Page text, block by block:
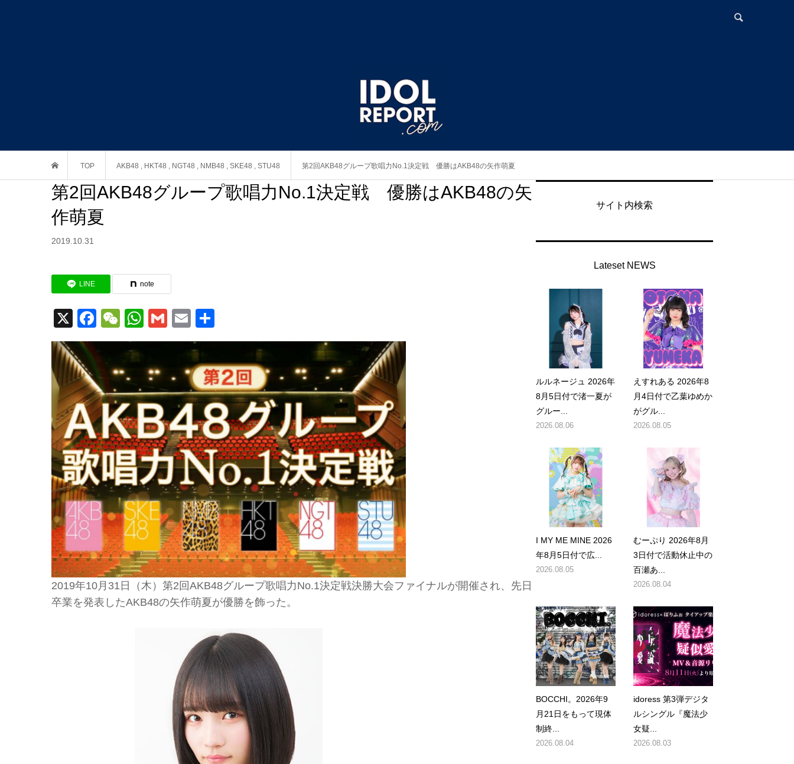
TOP AKB48 , HKT48 , NGT48 , NMB48 , SKE48 , STU48 第2回AKB48グループ歌唱力No.1決定戦 優勝はAKB48の矢作萌夏
第2回AKB48グループ歌唱力No.1決定戦 優勝はAKB48の矢
作萌夏
2019.10.31
LINE note
X Facebook
WeChat
WhatsApp
GmailEmail
有
2019年10月31日（木）第2回AKB48グループ歌唱力No.1決定戦決勝大会ファイナルが開催され、先日
卒業を発表したAKB48の矢作萌夏が優勝を飾った。
サイト内検索
Lateset NEWS
ルルネージュ 2026年
8月5日付で渚一夏が
グルー...
2026.08.06
えすれある 2026年8
月4日付で乙葉ゆめか
がグル...
2026.08.05
I MY ME MINE 2026
年8月5日付で広...
2026.08.05
むーぷり 2026年8月
3日付で活動休止中の
百瀬あ...
2026.08.04
BOCCHI。2026年9
月21日をもって現体
制終...
2026.08.04
idoress 第3弾デジタ
ルシングル『魔法少
女疑...
2026.08.03